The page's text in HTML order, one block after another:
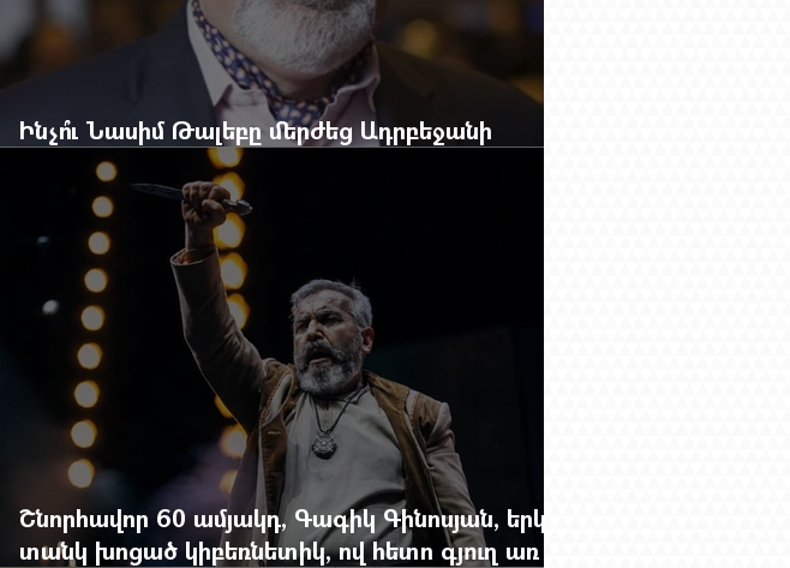
Ինչո՞ւ Նասիմ Թալեբը մերժեց Ադրբեջանի
հրավերքը և պաշտպանեց Ռուբեն Վարդանյանին
Շնորհավոր 60 ամյակդ, Գագիկ Գինոսյան, երկու
տանկ խոցած կիբեռնետիկ, ով հետո գյուղ առ